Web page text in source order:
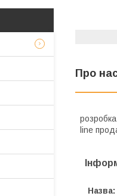
Про
line
Назва: